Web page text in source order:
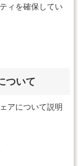
ィを確保してい
ついて
アについて説明